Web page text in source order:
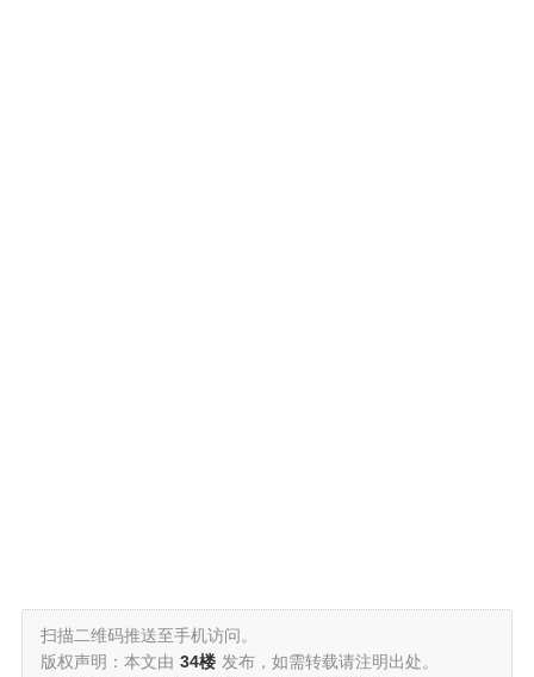
扫描二维码推送至手机访问。
版权声明：本文由 34楼 发布，如需转载请注明出处。